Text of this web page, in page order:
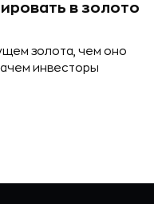
в золото
золота, чем оно
инвесторы